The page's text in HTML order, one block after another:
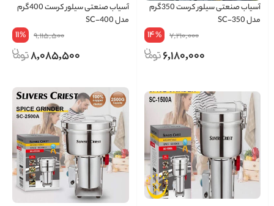
آسیاب صنعتی سیلور کرست 350گرم
مدل SC-350
7,210,000
14%
6,180,000
آسیاب صنعتی سیلور کرست 400گرم
مدل SC-400
9,115,500
11%
8,085,500